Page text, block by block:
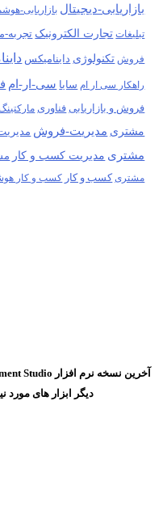
بازاریابی-دیجیتال بازاریابی-هوشمند
تبلیغات تجارت الکترونیکتجربه-
فروش تکنولوژی داینامیکس
راهکار سی ار ام سایا سی-ار-ام
فروش و بازاریابی فناوری مارکتینگ
مشتریمدیریت-فروش مدیریت
مشتریمدیریت کسب و کار
مشتری کسب و کار کسب و کار هوشمند
دیگر ابزار های مورد نیاز